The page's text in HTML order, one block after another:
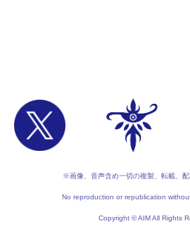
※画像、音声含め一切の複製、転載、配
No reproduction or republication
Copyright © AIM All Rights